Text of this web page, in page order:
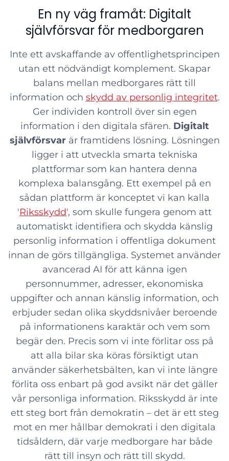
En ny väg framåt: Digitalt
självförsvar för medborgaren
Inte ett avskaffande av offentlighetsprincipen
utan ett nödvändigt komplement. Skapar
balans mellan medborgares rätt till
information och skydd av personlig integritet.
Ger individen kontroll över sin egen
information i den digitala sfären. Digitalt
självförsvarär framtidens lösning. Lösningen
ligger i att utveckla smarta tekniska
plattformar som kan hantera denna
komplexa balansgång. Ett exempel på en
sådan plattform är konceptet vi kan kalla
'Riksskydd', som skulle fungera genom att
automatiskt identifiera och skydda känslig
personlig information i offentliga dokument
innan de görs tillgängliga. Systemet använder
avancerad AI för att känna igen
personnummer, adresser, ekonomiska
uppgifter och annan känslig information, och
erbjuder sedan olika skyddsnivåer beroende
på informationens karaktär och vem som
begär den. Precis som vi inte förlitar oss på
att alla bilar ska köras försiktigt utan
använder säkerhetsbälten, kan vi inte längre
förlita oss enbart på god avsikt när det gäller
vår personliga information. Riksskydd är inte
ett steg bort från demokratin – det är ett steg
mot en mer hållbar demokrati i den digitala
tidsåldern, där varje medborgare har både
rätt till insyn och rätt till skydd.